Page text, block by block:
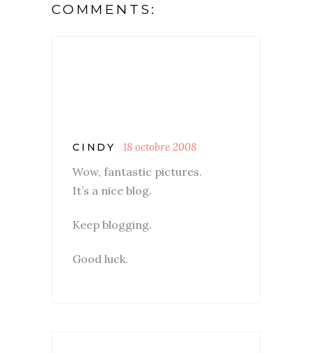
COMMENTS:
CINDY 18 octobre 2008
Wow, fantastic pictures.
It’s a nice blog.
Keep blogging.
Good luck.